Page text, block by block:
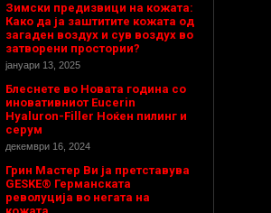
Зимски предизвици на кожата:
Како да ја заштитите кожата од
загаден воздух и сув воздух во
затворени простории?
јануари 13, 2025
Блеснете во Новата година со
иновативниот Eucerin
Hyaluron-Filler Ноќен пилинг и
серум
декември 16, 2024
Грин Мастер Ви ја претставува
GESKE® Германската
револуција во негата на